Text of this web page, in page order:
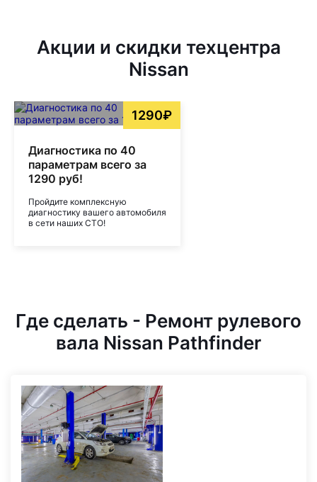
Акции и скидки техцентра
Nissan
1290₽
Диагностика по 40
параметрам всего за
1290 руб!
Пройдите комплексную
диагностику вашего автомобиля
в сети наших СТО!
Где сделать - Ремонт рулевого
вала Nissan Pathfinder